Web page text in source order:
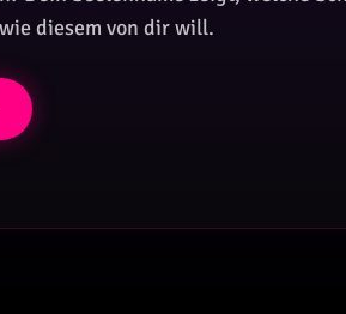
diesem von dir will.